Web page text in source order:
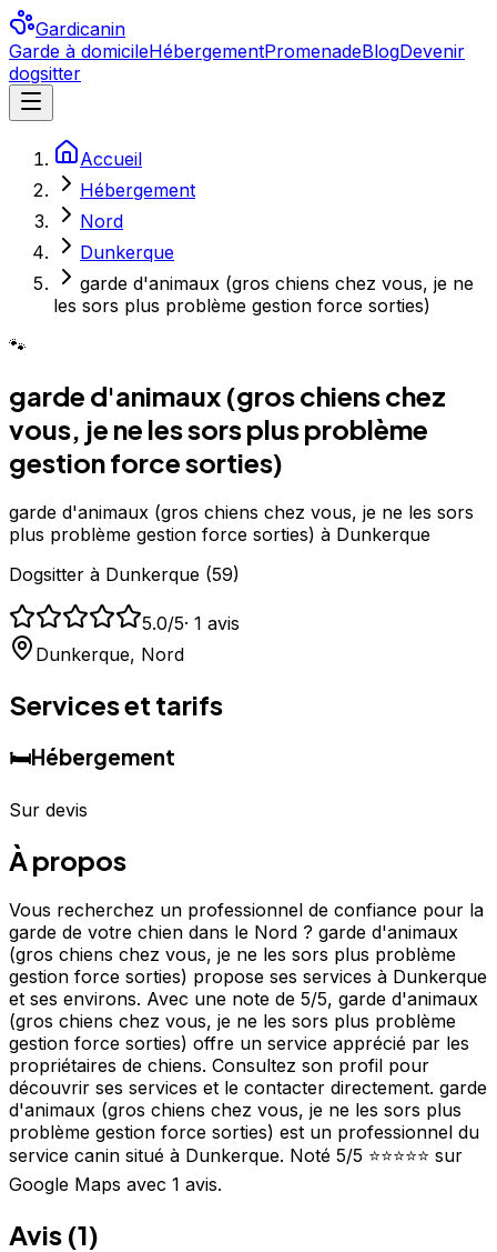
Gardicanin
Garde à domicileHébergementPromenadeBlogDevenir
dogsitter
Accueil
Hébergement
Nord
Dunkerque
garde d'animaux (gros chiens chez vous, je ne
les sors plus problème gestion force sorties)
🐾
garde d'animaux (gros chiens chez
vous, je ne les sors plus problème
gestion force sorties)
garde d'animaux (gros chiens chez vous, je ne les sors
plus problème gestion force sorties) à Dunkerque
Dogsitter à Dunkerque (59)
5.0/5· 1 avis
Dunkerque, Nord
Services et tarifs
🛏️Hébergement
Sur devis
À propos
Vous recherchez un professionnel de confiance pour la
garde de votre chien dans le Nord ? garde d'animaux
(gros chiens chez vous, je ne les sors plus problème
gestion force sorties) propose ses services à Dunkerque
et ses environs. Avec une note de 5/5, garde d'animaux
(gros chiens chez vous, je ne les sors plus problème
gestion force sorties) offre un service apprécié par les
propriétaires de chiens. Consultez son profil pour
découvrir ses services et le contacter directement. garde
d'animaux (gros chiens chez vous, je ne les sors plus
problème gestion force sorties) est un professionnel du
service canin situé à Dunkerque. Noté 5/5 ⭐⭐⭐⭐⭐ sur
Google Maps avec 1 avis.
Avis (1)